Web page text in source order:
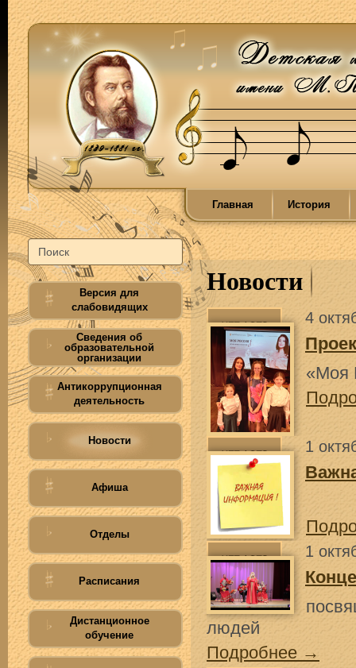
Главная История
Версия для
слабовидящих
Сведения об
образовательной
организации
Антикоррупционная
деятельность
Новости
Афиша
Отделы
Расписания
Дистанционное
обучение
Новости
4
«Моя
1
1
людей
Подробнее →